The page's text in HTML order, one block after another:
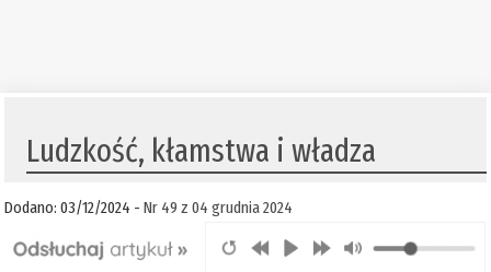
Ludzkość, kłamstwa i władza
Dodano: 03/12/2024 -Nr 49 z 04 grudnia 2024